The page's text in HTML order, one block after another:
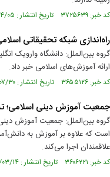
کد خبر: ۳۷۲۵۶۳۹ تاریخ انتشار : ۱۳۹۷/۰۴/۰۵
راه‌اندازی شبکه تحقیقاتی
گروه بین‌الملل: دانشگاه وارویک
ارائه آموزش‌های اسلامی خبر داد.
کد خبر: ۳۶۵۵۱۲۶ تاریخ انتشار : ۱۳۹۶/۰۷/۳۰
جمعیت آموزش دینی اسلامی؛
گروه بین‌الملل: جمعیت آموزش
است که علاوه بر آموزش به
علاقمندان اجرا می‌کند.
کد خبر: ۳۶۰۶۲۲۱ تاریخ انتشار : ۱۳۹۶/۰۳/۱۴